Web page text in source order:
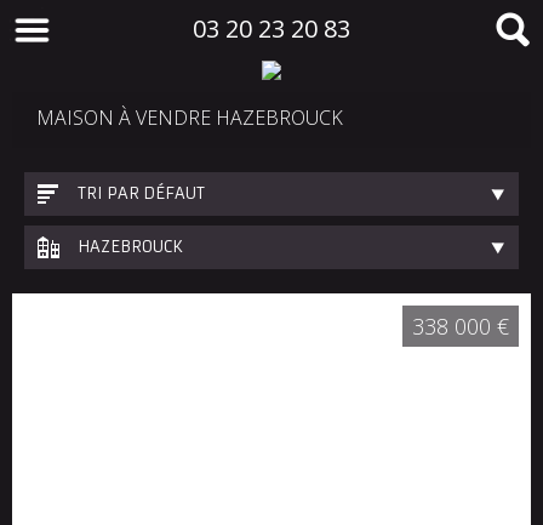
03 20 23 20 83
MAISON À VENDRE HAZEBROUCK
TRI PAR DÉFAUT
HAZEBROUCK
338 000 €